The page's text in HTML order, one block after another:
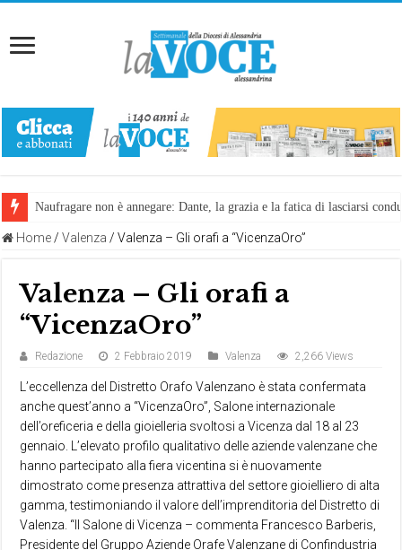
Naufragare non è annegare: Dante, la grazia e la fatica di lasciarsi
Home / Valenza / Valenza – Gli orafi a “VicenzaOro”
Valenza – Gli orafi a
“VicenzaOro”
Redazione 2 Febbraio 2019 Valenza 2,266 Views
L’eccellenza del Distretto Orafo Valenzano è stata confermata
anche quest’anno a “VicenzaOro”, Salone internazionale
dell’oreficeria e della gioielleria svoltosi a Vicenza dal 18 al 23
gennaio. L’elevato profilo qualitativo delle aziende valenzane che
hanno partecipato alla fiera vicentina si è nuovamente
dimostrato come presenza attrattiva del settore gioielliero di alta
gamma, testimoniando il valore dell’imprenditoria del Distretto di
Valenza. “Il Salone di Vicenza – commenta Francesco Barberis,
Presidente del Gruppo Aziende Orafe Valenzane di Confindustria